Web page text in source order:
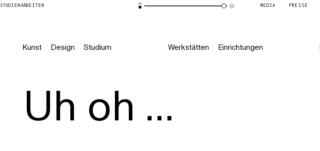
STUDIENARBEITEN MEDIA PRESSE
Kunst Design Studium Werkstätten Einrichtungen
Uh oh ...